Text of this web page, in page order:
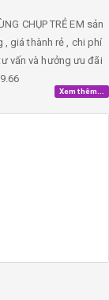
CHỤP TRẺ EM sản
giá thành rẻ , chi phí
vấn và hưởng ưu đãi
Xem thêm...